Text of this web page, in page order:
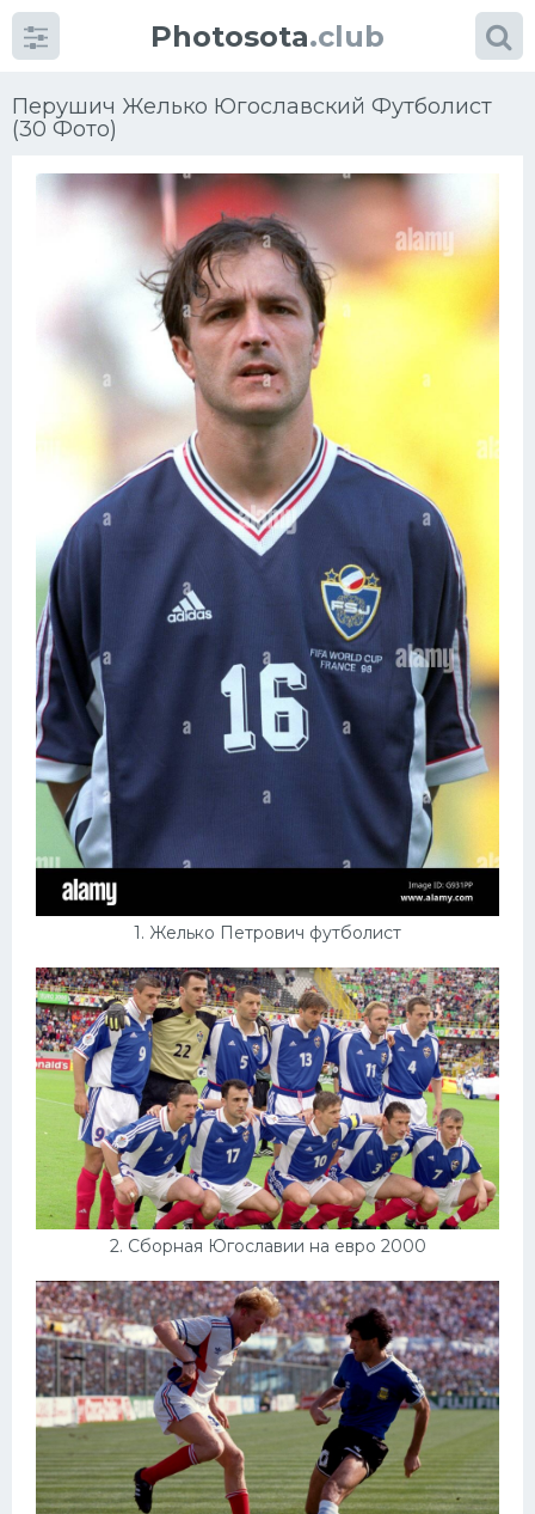
Photosota.club
Перушич Желько Югославский Футболист
(30 Фото)
1. Желько Петрович футболист
2. Сборная Югославии на евро 2000
КатегорииФото
Много картинок...
Велогонки
Конькобежный спорт
Тренажеры
Интерьеры квартир